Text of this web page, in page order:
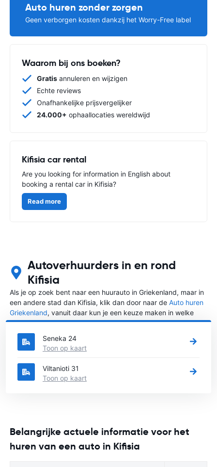
Auto huren zonder zorgen
Geen verborgen kosten dankzij het Worry-Free label
Waarom bij ons boeken?
Gratis annuleren en wijzigen
Echte reviews
Onafhankelijke prijsvergelijker
24.000+ ophaallocaties wereldwijd
Kifisia car rental
Are you looking for information in English about
booking a rental car in Kifisia?
Read more
Autoverhuurders in en rond
Kifisia
Als je op zoek bent naar een huurauto in Griekenland, maar in
een andere stad dan Kifisia, klik dan door naar de Auto huren
Griekenland, vanuit daar kun je een keuze maken in welke
stad in Griekenland je een auto huren wilt.
Seneka 24
Toon op kaart
Viltanioti 31
Toon op kaart
Belangrijke actuele informatie voor het
huren van een auto in Kifisia